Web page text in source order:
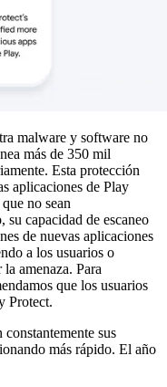
malware y software no
más de 350 mil
Esta protección
aplicaciones de Play
no sean
su capacidad de escaneo
de nuevas aplicaciones
a los usuarios o
amenaza. Para
que los usuarios
Protect.
sus
más rápido. El año